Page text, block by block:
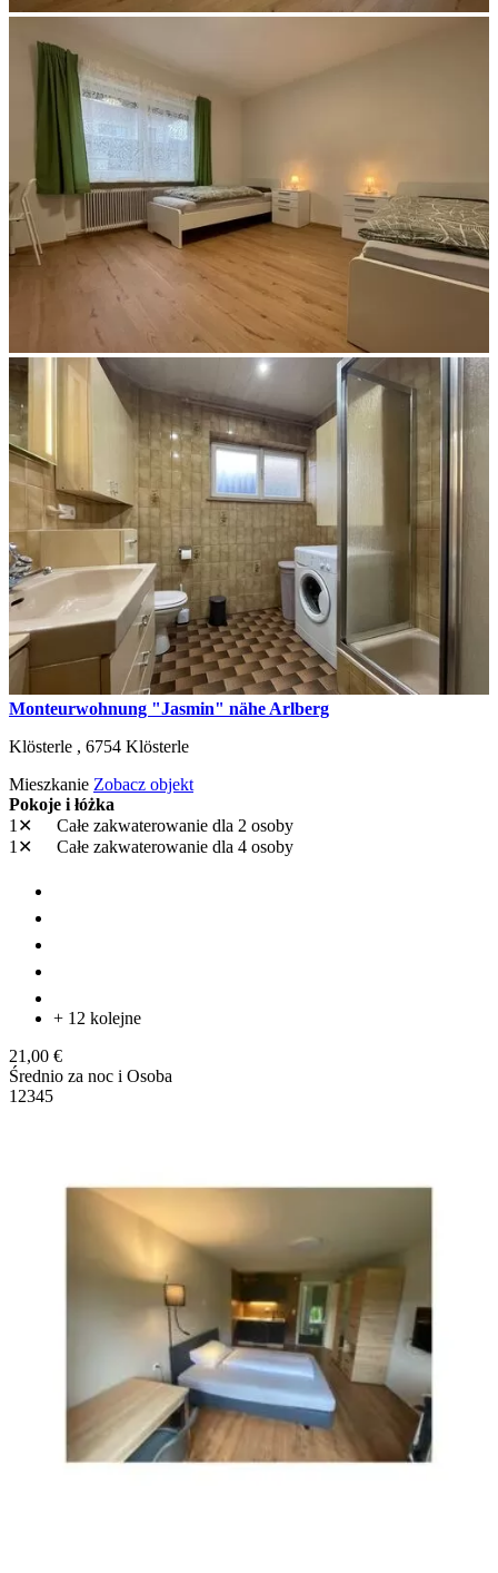
Monteurwohnung "Jasmin" nähe Arlberg
Klösterle , 6754 Klösterle
Mieszkanie Zobacz objekt
Pokoje i łóżka
1✕
Całe zakwaterowanie dla 2 osoby
1✕
Całe zakwaterowanie dla 4 osoby
+ 12 kolejne
21,00 €
Średnio za noc i Osoba
1 2345